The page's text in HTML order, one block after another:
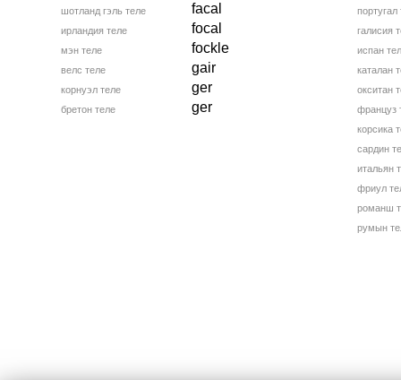
шотланд гэль теле facal
ирландия теле focal
мэн теле fockle
велс теле gair
корнуэл теле ger
бретон теле ger
португал
галисия
испан
каталан
окситан
француз
корсика
сардин
итальян
фриул
романш
румын